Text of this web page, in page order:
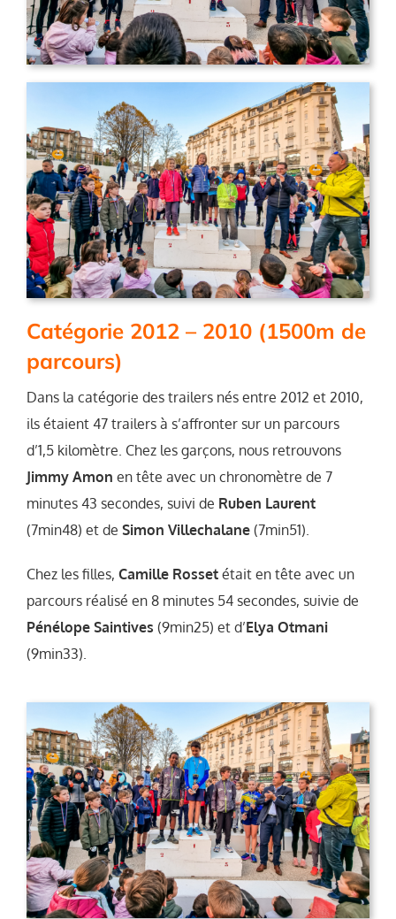
Catégorie 2012 – 2010 (1500m de
parcours)
Dans la catégorie des trailers nés entre 2012 et 2010,
ils étaient 47 trailers à s’affronter sur un parcours
d’1,5 kilomètre. Chez les garçons, nous retrouvons
Jimmy Amon en tête avec un chronomètre de 7
minutes 43 secondes, suivi de Ruben Laurent
(7min48) et de Simon Villechalane (7min51).
Chez les filles, Camille Rosset était en tête avec un
parcours réalisé en 8 minutes 54 secondes, suivie de
Pénélope Saintives (9min25) et d’Elya Otmani
(9min33).